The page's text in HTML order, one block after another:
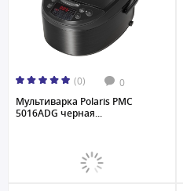
(0) 0
Мультиварка Polaris PMC
5016ADG черная...